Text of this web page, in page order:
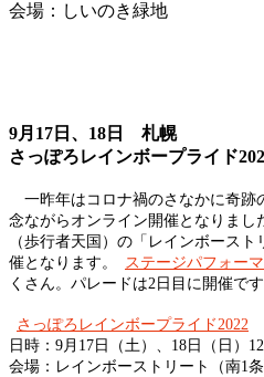
会場：しいのき緑地
9月17日、18日 札幌
さっぽろレインボープライド
一昨年はコロナ禍のさなかに奇跡
念ながらオンライン開催となりまし
（歩行者天国）の「レインボース
催となります。
ステージパフォー
くさん。パレードは2日目に開催です
さっぽろレインボープライド2022
日時：9月17日（土）、18日（日）
会場：レインボーストリート（南1